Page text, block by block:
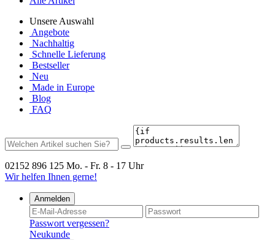
Unsere Auswahl
Angebote
Nachhaltig
Schnelle Lieferung
Bestseller
Neu
Made in Europe
Blog
FAQ
02152 896 125 Mo. - Fr. 8 - 17 Uhr
Wir helfen Ihnen gerne!
Anmelden
Passwort vergessen?
Neukunde